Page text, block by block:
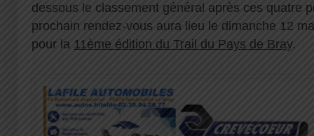
dessous le classement général après ces quatre
prochain rendez-vous aura lieu le dimanche 12
pour la 11ème édition du Trail du Pays de Bray.